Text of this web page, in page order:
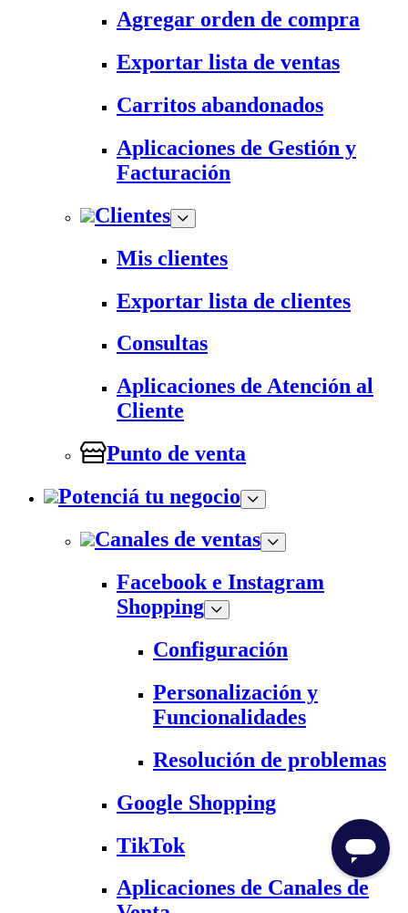
Agregar orden de compra
Exportar lista de ventas
Carritos abandonados
Aplicaciones de Gestión y
Facturación
Clientes
Mis clientes
Exportar lista de clientes
Consultas
Aplicaciones de Atención al
Cliente
Punto de venta
Potenciá tu negocio
Canales de ventas
Facebook e Instagram
Shopping
Configuración
Personalización y
Funcionalidades
Resolución de problemas
Google Shopping
TikTok
Aplicaciones de Canales de